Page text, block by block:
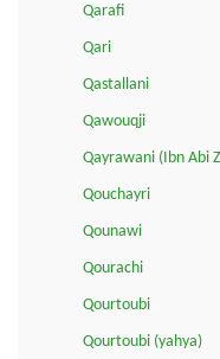
Qarafi
Qari
Qastallani
Qawouqji
Qayrawani (Ibn Abi
Qouchayri
Qounawi
Qourachi
Qourtoubi
Qourtoubi (yahya)